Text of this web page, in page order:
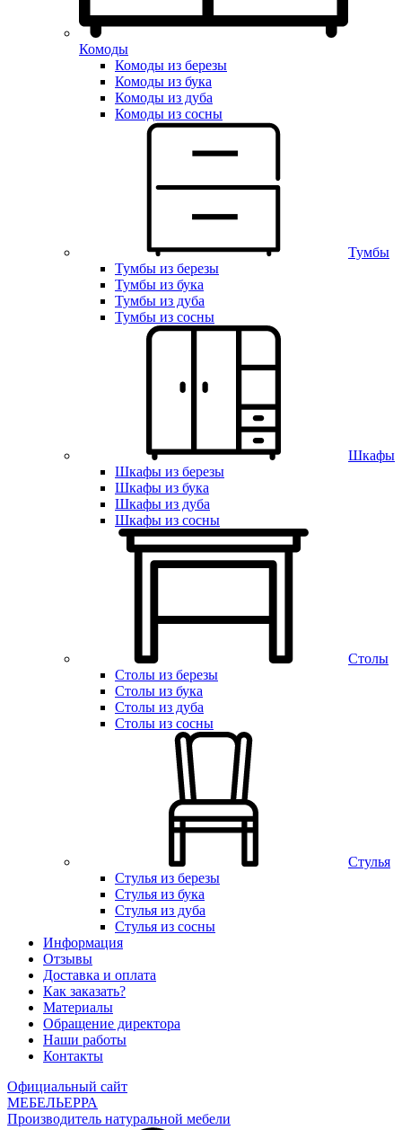
Комоды
Комоды из березы
Комоды из бука
Комоды из дуба
Комоды из сосны
Тумбы
Тумбы из березы
Тумбы из бука
Тумбы из дуба
Тумбы из сосны
Шкафы
Шкафы из березы
Шкафы из бука
Шкафы из дуба
Шкафы из сосны
Столы
Столы из березы
Столы из бука
Столы из дуба
Столы из сосны
Стулья
Стулья из березы
Стулья из бука
Стулья из дуба
Стулья из сосны
Информация
Отзывы
Доставка и оплата
Как заказать?
Материалы
Обращение директора
Наши работы
Контакты
Официальный сайт
МЕБЕЛЬЕРРА
Производитель натуральной мебели